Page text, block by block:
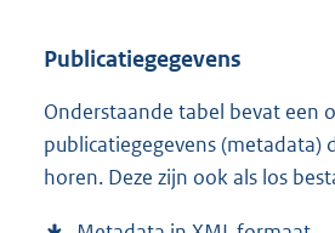
o
d
p
u
n
s
g
r
l
a
d
p
a
d
s
g
n
o
a
d
t
n
d
s
w
l
o
a
s
a
n
d
Publicatiegegevens
Onderstaande tabel bevat een
publicatiegegevens (metadata)
horen. Deze zijn ook als los